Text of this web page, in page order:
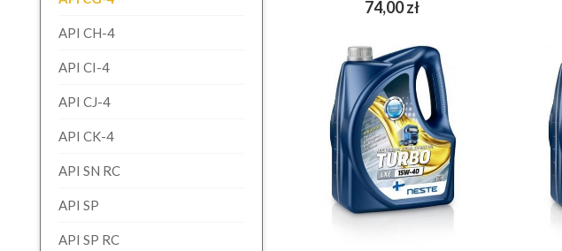
API CH-4
API CI-4
API CJ-4
API CK-4
API SN RC
API SP
API SP RC
74,00 złCena
add_shopping_cart